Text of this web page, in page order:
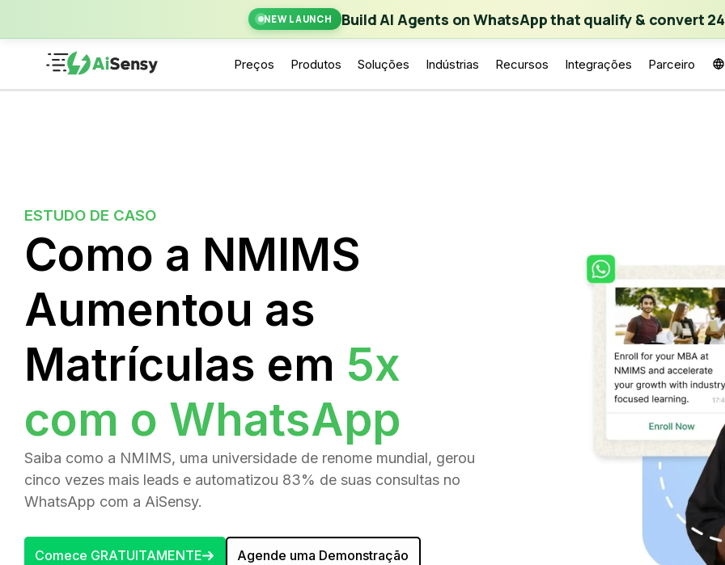
NEW LAUNCH Build AI Agents on WhatsApp that qualify & convert
New Launch | Build AI Agents on WhatsApp that qualify & convert 24/7
Preços Produtos Soluções Indústrias Recursos Integrações Parceiro
ESTUDO DE CASO
Como a NMIMS
Aumentou as
Matrículas em 5x
com o WhatsApp
Saiba como a NMIMS, uma universidade de renome mundial, gerou
cinco vezes mais leads e automatizou 83% de suas consultas no
WhatsApp com a AiSensy.
Comece GRATUITAMENTE Agende uma Demonstração